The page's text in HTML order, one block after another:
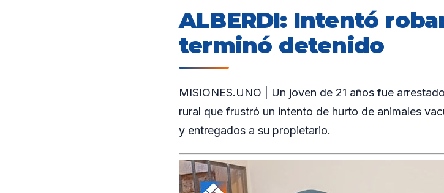
ALBERDI: Intentó
terminó detenido
MISIONES.UNO | Un joven de 21 años fue
rural que frustró un intento de hurto de animales
y entregados a su propietario.